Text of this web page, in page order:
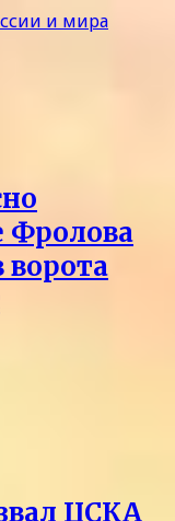
Фролова
ворота
ЦСКА